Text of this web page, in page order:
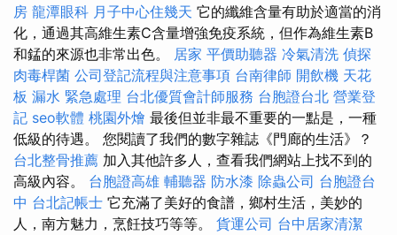
房 龍潭眼科 月子中心住幾天 它的纖維含量有助於適當的消
化，通過其高維生素C含量增強免疫系統，但作為維生素B
和錳的來源也非常出色。 居家 平價助聽器 冷氣清洗 偵探
肉毒桿菌 公司登記流程與注意事項 台南律師 開飲機 天花
板 漏水 緊急處理 台北優質會計師服務 台胞證台北 營業登
記 seo軟體 桃園外燴 最後但並非最不重要的一點是，一種
低級的待遇。 您閱讀了我們的數字雜誌《門廊的生活》？
台北整骨推薦 加入其他許多人，查看我們網站上找不到的
高級內容。 台胞證高雄 輔聽器 防水漆 除蟲公司 台胞證台
中 台北記帳士 它充滿了美好的食譜，鄉村生活，美妙的
人，南方魅力，烹飪技巧等等。 貨運公司 台中居家清潔